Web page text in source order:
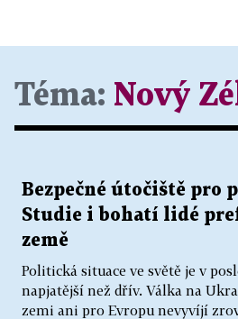
Téma: Nový
Bezpečné útočiště pro
Studie i bohatí lidé
země
Politická situace ve světě je v
napjatější než dřív. Válka na
zemi ani pro Evropu nevyvíjí